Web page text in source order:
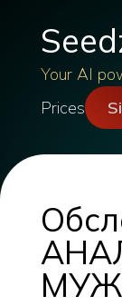
Your AI
Prices